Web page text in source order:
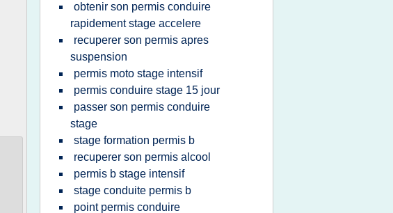
obtenir son permis conduire
rapidement stage accelere
recuperer son permis apres
suspension
permis moto stage intensif
permis conduire stage 15 jour
passer son permis conduire
stage
stage formation permis b
recuperer son permis alcool
permis b stage intensif
stage conduite permis b
point permis conduire